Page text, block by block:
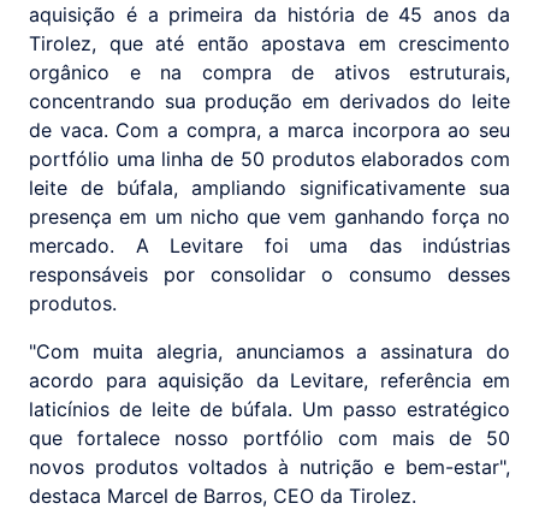
aquisição é a primeira da história de 45 anos da
Tirolez, que até então apostava em crescimento
orgânico e na compra de ativos estruturais,
concentrando sua produção em derivados do leite
de vaca. Com a compra, a marca incorpora ao seu
portfólio uma linha de 50 produtos elaborados com
leite de búfala, ampliando significativamente sua
presença em um nicho que vem ganhando força no
mercado. A Levitare foi uma das indústrias
responsáveis por consolidar o consumo desses
produtos.
"Com muita alegria, anunciamos a assinatura do
acordo para aquisição da Levitare, referência em
laticínios de leite de búfala. Um passo estratégico
que fortalece nosso portfólio com mais de 50
novos produtos voltados à nutrição e bem-estar",
destaca Marcel de Barros, CEO da Tirolez.